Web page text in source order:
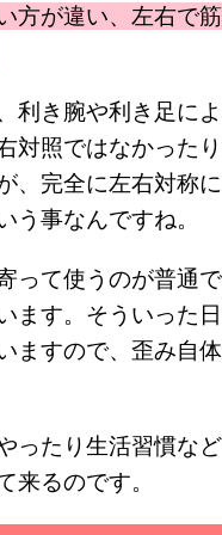
方が違い、左右で
利き腕や利き足に
対照ではなかった
、完全に左右対称
う事なんですね。
って使うのが普通
ます。そういった日
ますので、歪み自
ったり生活習慣な
来るのです。